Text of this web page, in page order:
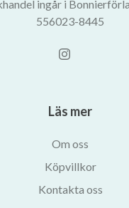
ingår i
556023-8445
Läs mer
Om oss
Köpvillkor
Kontakta oss